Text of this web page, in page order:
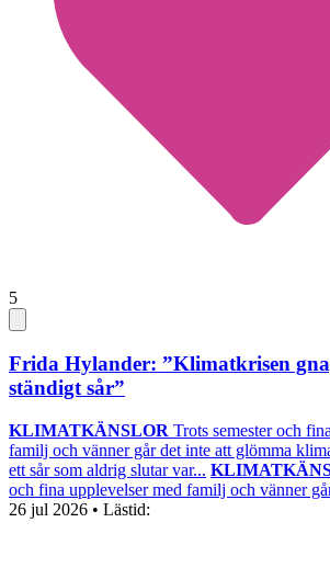
5
Frida Hylander: ”Klimatkrisen
ständigt sår”
KLIMATKÄNSLOR Trots semester och
familj och vänner går det inte att glömma
ett sår som aldrig slutar var...
och fina upplevelser med familj och vänner
26 jul 2026 • Lästid: